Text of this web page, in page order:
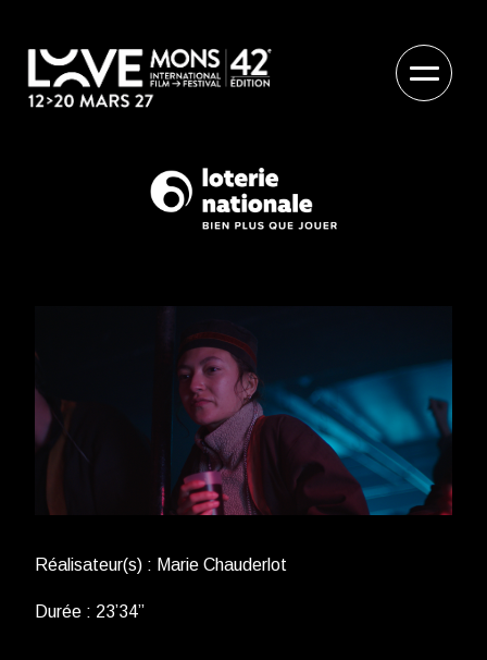
Réalisateur(s) : Marie Chauderlot
Durée : 23’34’’